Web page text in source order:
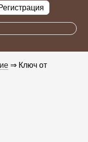
⇒ Ключ от